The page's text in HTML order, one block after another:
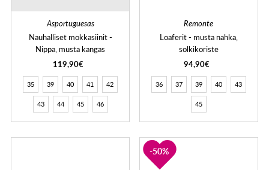
Asportuguesas
Nauhalliset mokkasiinit -
Nippa, musta kangas
119,90€
35 39 40 41 42
43 44 45 46
Remonte
Loaferit - musta nahka,
solkikoriste
94,90€
36 37 39 40 43
45
50%